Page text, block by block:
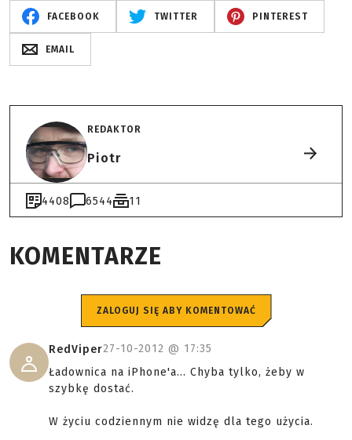
FACEBOOK TWITTER PINTEREST
EMAIL
REDAKTOR
Piotr
4408 6544 11
KOMENTARZE
ZALOGUJ SIĘ ABY KOMENTOWAĆ
RedViper27-10-2012 @ 17:35
Ładownica na iPhone'a... Chyba tylko, żeby w
szybkę dostać.
W życiu codziennym nie widzę dla tego użycia.